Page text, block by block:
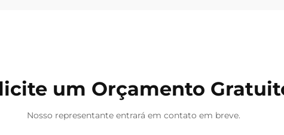
um Orçamento
Nosso representante entrará em contato em breve.